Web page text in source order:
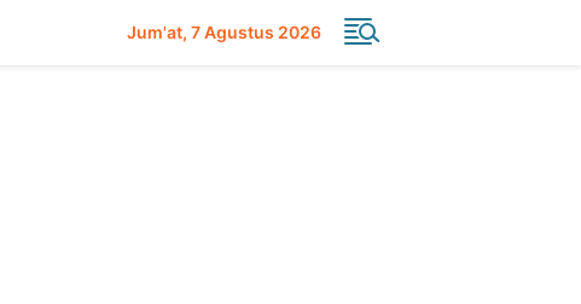
Jum'at 7 Agustus 2026